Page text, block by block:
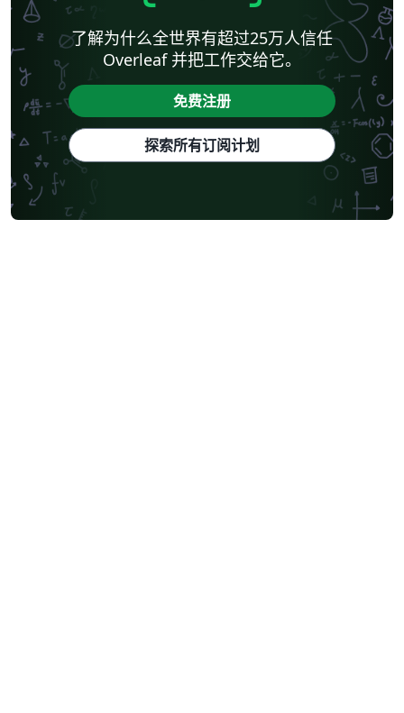
了解为什么全世界有超过25万人信任
Overleaf 并把工作交给它。
免费注册
探索所有订阅计划